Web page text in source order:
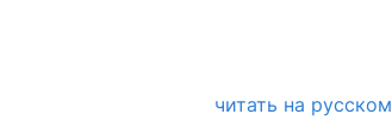
читать на русском